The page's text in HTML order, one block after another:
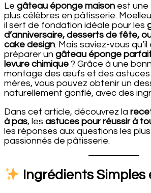
Le gâteau éponge maison est une
plus célèbres en pâtisserie.
il sert de fondation idéale pour les
d’anniversaire, desserts de fête,
cake design. Mais saviez-vous
préparer un gâteau éponge
levure chimique ? Grâce à une
montage des œufs et des astuces
mères, vous pouvez obtenir un
naturellement gonflé, avec des
Dans cet article, découvrez la
à pas, les astuces pour réussir à
les réponses aux questions les
passionnés de pâtisserie.
Ingrédients